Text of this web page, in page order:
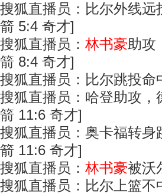
搜狐直播员：比尔外线
箭 5:4 奇才]
搜狐直播员： 林书豪助攻
箭 8:4 奇才]
搜狐直播员：比尔跳投
搜狐直播员：哈登助攻
箭 11:6 奇才]
搜狐直播员：奥卡福转
箭 11:6 奇才]
搜狐直播员： 林书豪被沃
搜狐直播员：比尔上篮